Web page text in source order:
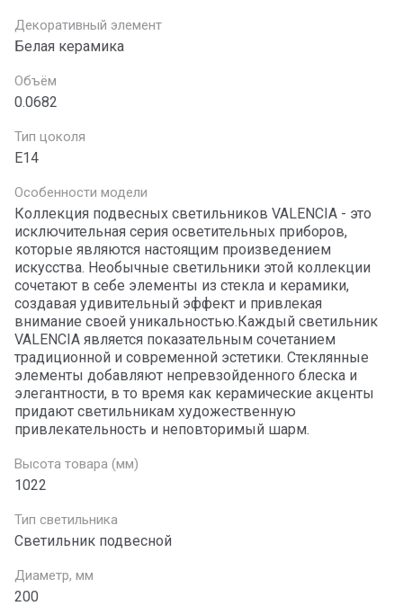
Декоративный элемент
Белая керамика
Объём
0.0682
Тип цоколя
E14
Особенности модели
Коллекция подвесных светильников VALENCIA - это
исключительная серия осветительных приборов,
которые являются настоящим произведением
искусства. Необычные светильники этой коллекции
сочетают в себе элементы из стекла и керамики,
создавая удивительный эффект и привлекая
внимание своей уникальностью.Каждый светильник
VALENCIA является показательным сочетанием
традиционной и современной эстетики. Стеклянные
элементы добавляют непревзойденного блеска и
элегантности, в то время как керамические акценты
придают светильникам художественную
привлекательность и неповторимый шарм.
Высота товара (мм)
1022
Тип светильника
Светильник подвесной
Диаметр, мм
200